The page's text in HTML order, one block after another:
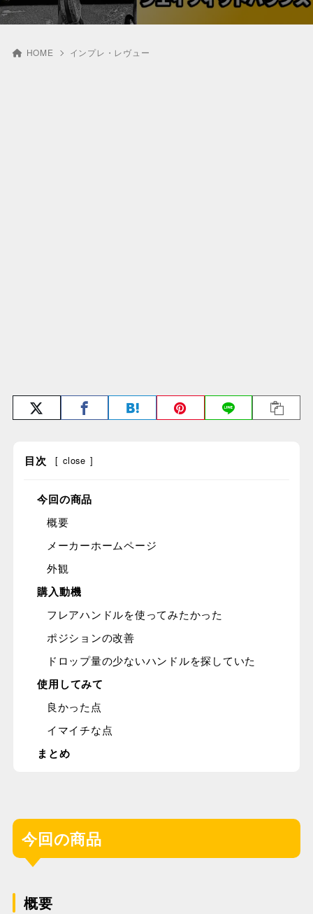
HOME インプレ・レヴュー
目次 [ close ]
今回の商品
概要
メーカーホームページ
外観
購入動機
フレアハンドルを使ってみたかった
ポジションの改善
ドロップ量の少ないハンドルを探していた
使用してみて
良かった点
イマイチな点
まとめ
今回の商品
概要